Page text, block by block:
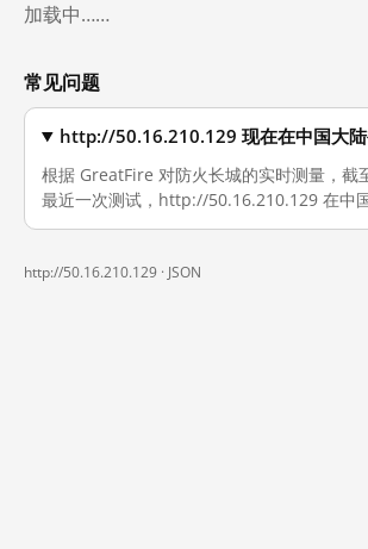
加载中……
常见问题
http://50.16.210.129 现在在中国大陆
根据 GreatFire 对防火长城的实时测量，截
最近一次测试，http://50.16.210.129 在中
http://50.16.210.129 · JSON